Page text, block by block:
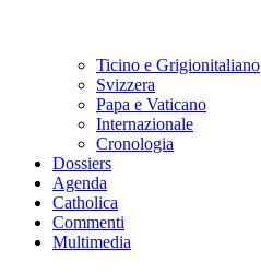
Ticino e Grigionitaliano
Svizzera
Papa e Vaticano
Internazionale
Cronologia
Dossiers
Agenda
Catholica
Commenti
Multimedia